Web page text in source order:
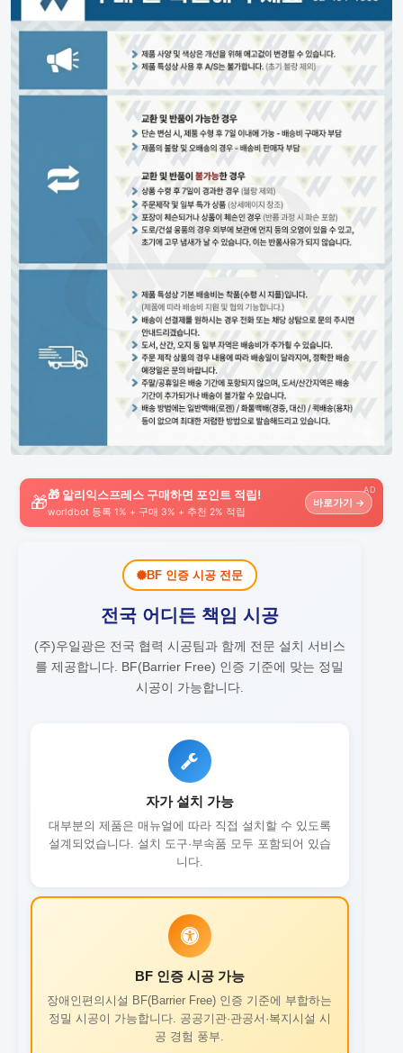
AD
🎁🎁 알리익스프레스 구매하면 포인트 적립!
worldbot 등록 1% + 구매 3% + 추천 2% 적립
바로가기 →
BF 인증 시공 전문
전국 어디든 책임 시공
(주)우일광은 전국 협력 시공팀과 함께 전문 설치 서비스
를 제공합니다.
BF(Barrier Free) 인증 기준에 맞는 정밀
시공이 가능합니다.
자가 설치 가능
대부분의 제품은 매뉴얼에 따라 직접 설치할 수 있도록
설계되었습니다. 설치 도구·부속품 모두 포함되어 있습
니다.
BF 인증 시공 가능
장애인편의시설 BF(Barrier Free) 인증 기준에 부합하는
정밀 시공이 가능합니다. 공공기관·관공서·복지시설 시
공 경험 풍부.